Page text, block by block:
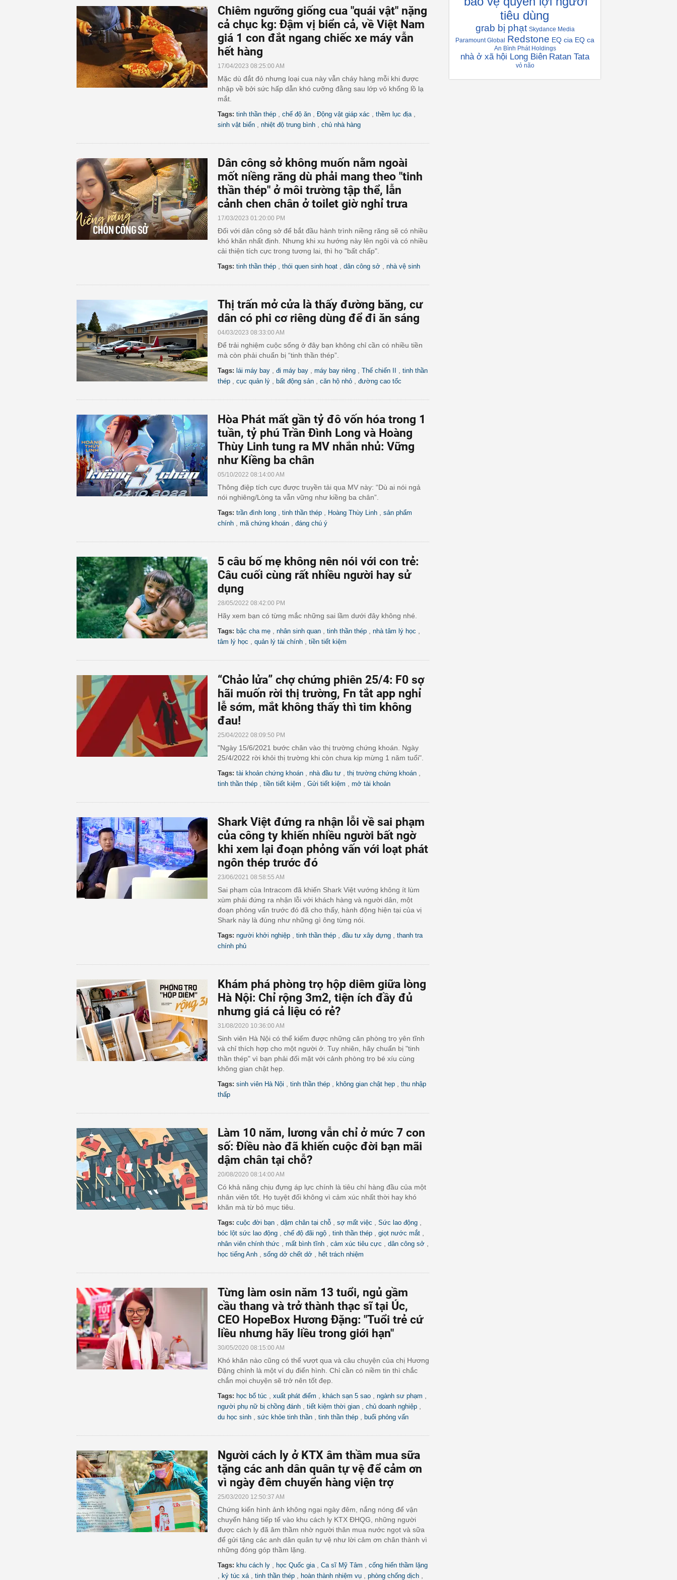
Chiêm ngưỡng giống cua "quái vật" nặng
cả chục kg: Đậm vị biển cả, về Việt Nam
giá 1 con đắt ngang chiếc xe máy vẫn
hết hàng
17/04/2023 08:25:00 AM
Mặc dù đắt đỏ nhưng loại cua này vẫn cháy hàng mỗi khi được
nhập về bởi sức hấp dẫn khó cưỡng đằng sau lớp vỏ khổng lồ lạ
mắt.
Tags: tinh thần thép chế độ ăn Động vật giáp xác thềm lục địa
sinh vật biển nhiệt độ trung bình chủ nhà hàng
Dân công sở không muốn nằm ngoài
mốt niềng răng dù phải mang theo "tinh
thần thép" ở môi trường tập thể, lẫn
cảnh chen chân ở toilet giờ nghỉ trưa
17/03/2023 01:20:00 PM
Đối với dân công sở để bắt đầu hành trình niềng răng sẽ có nhiều
khó khăn nhất định. Nhưng khi xu hướng này lên ngôi và có nhiều
cải thiện tích cực trong tương lai, thì họ "bất chấp".
Tags: tinh thần thép thói quen sinh hoạt dân công sở nhà vệ sinh
Thị trấn mở cửa là thấy đường băng, cư
dân có phi cơ riêng dùng để đi ăn sáng
04/03/2023 08:33:00 AM
Để trải nghiệm cuộc sống ở đây bạn không chỉ cần có nhiều tiền
mà còn phải chuẩn bị “tinh thần thép”.
Tags: lái máy bay đi máy bay máy bay riêng Thế chiến II
tinh thần
thép
cục quản lý bất động sản căn hộ nhỏ đường cao tốc
Hòa Phát mất gần tỷ đô vốn hóa trong 1
tuần, tỷ phú Trần Đình Long và Hoàng
Thùy Linh tung ra MV nhắn nhủ: Vững
như Kiềng ba chân
05/10/2022 08:14:00 AM
Thông điệp tích cực được truyền tải qua MV này: “Dù ai nói ngả
nói nghiêng/Lòng ta vẫn vững như kiềng ba chân”.
Tags: trần đình long tinh thần thép Hoàng Thùy Linh
sản phẩm
chính
mã chứng khoán đáng chú ý
5 câu bố mẹ không nên nói với con trẻ:
Câu cuối cùng rất nhiều người hay sử
dụng
28/05/2022 08:42:00 PM
Hãy xem bạn có từng mắc những sai lầm dưới đây không nhé.
Tags: bậc cha mẹ nhân sinh quan tinh thần thép nhà tâm lý học
tâm lý học quản lý tài chính tiền tiết kiệm
“Chảo lửa” chợ chứng phiên 25/4: F0 sợ
hãi muốn rời thị trường, Fn tắt app nghỉ
lễ sớm, mắt không thấy thì tim không
đau!
25/04/2022 08:09:50 PM
"Ngày 15/6/2021 bước chân vào thị trường chứng khoán. Ngày
25/4/2022 rời khỏi thị trường khi còn chưa kịp mừng 1 năm tuổi".
Tags: tài khoản chứng khoán nhà đầu tư thị trường chứng khoán
tinh thần thép tiền tiết kiệm Gửi tiết kiệm mở tài khoản
Shark Việt đứng ra nhận lỗi về sai phạm
của công ty khiến nhiều người bất ngờ
khi xem lại đoạn phỏng vấn với loạt phát
ngôn thép trước đó
23/06/2021 08:58:55 AM
Sai phạm của Intracom đã khiến Shark Việt vướng không ít lùm
xùm phải đứng ra nhận lỗi với khách hàng và người dân, một
đoạn phỏng vấn trước đó đã cho thấy, hành động hiện tại của vị
Shark này là đúng như những gì ông từng nói.
Tags: người khởi nghiệp tinh thần thép đầu tư xây dựng
thanh tra
chính phủ
Khám phá phòng trọ hộp diêm giữa lòng
Hà Nội: Chỉ rộng 3m2, tiện ích đầy đủ
nhưng giá cả liệu có rẻ?
31/08/2020 10:36:00 AM
Sinh viên Hà Nội có thể kiếm được những căn phòng trọ yên tĩnh
và chỉ thích hợp cho một người ở. Tuy nhiên, hãy chuẩn bị "tinh
thần thép" vì bạn phải đối mặt với cảnh phòng trọ bé xíu cùng
không gian chật hẹp.
Tags: sinh viên Hà Nội tinh thần thép không gian chật hẹp
thu nhập
thấp
Làm 10 năm, lương vẫn chỉ ở mức 7 con
số: Điều nào đã khiến cuộc đời bạn mãi
dậm chân tại chỗ?
20/08/2020 08:14:00 AM
Có khả năng chịu đựng áp lực chính là tiêu chí hàng đầu của một
nhân viên tốt. Họ tuyệt đối không vì cảm xúc nhất thời hay khó
khăn mà từ bỏ mục tiêu.
Tags: cuộc đời bạn dậm chân tại chỗ sợ mất việc Sức lao động
bóc lột sức lao động chế độ đãi ngộ tinh thần thép giọt nước mắt
nhân viên chính thức mất bình tĩnh cảm xúc tiêu cực dân công sở
học tiếng Anh sống dở chết dở hết trách nhiệm
Từng làm osin năm 13 tuổi, ngủ gầm
cầu thang và trở thành thạc sĩ tại Úc,
CEO HopeBox Hương Đặng: "Tuổi trẻ cứ
liều nhưng hãy liều trong giới hạn"
30/05/2020 08:15:00 AM
Khó khăn nào cũng có thể vượt qua và câu chuyện của chị Hương
Đặng chính là một ví dụ điển hình. Chỉ cần có niềm tin thì chắc
chắn mọi chuyện sẽ trở nên tốt đẹp.
Tags: học bổ túc xuất phát điểm khách sạn 5 sao ngành sư phạm
người phụ nữ bị chồng đánh tiết kiệm thời gian chủ doanh nghiệp
du học sinh sức khỏe tinh thần tinh thần thép buổi phỏng vấn
Người cách ly ở KTX âm thầm mua sữa
tặng các anh dân quân tự vệ để cảm ơn
vì ngày đêm chuyển hàng viện trợ
25/03/2020 12:50:37 AM
Chứng kiến hình ảnh không ngại ngày đêm, nắng nóng để vận
chuyển hàng tiếp tế vào khu cách ly KTX ĐHQG, những người
được cách ly đã âm thầm nhờ người thân mua nước ngọt và sữa
để gửi tặng các anh dân quân tự vệ như lời cảm ơn chân thành vì
những đóng góp thầm lặng.
Tags: khu cách ly học Quốc gia Ca sĩ Mỹ Tâm cống hiến thầm lặng
ký túc xá tinh thần thép hoàn thành nhiệm vụ phòng chống dịch
tiêu dùng
grab bị phạt Skydance Media
Paramount Global Redstone EQ cia EQ ca
An Bình Phát Holdings
nhà ở xã hội Long Biên Ratan Tata
vỏ não